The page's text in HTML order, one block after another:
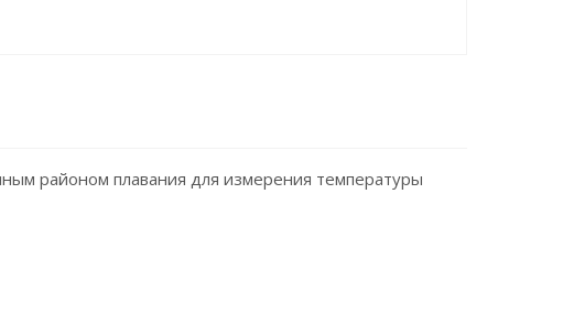
районом плавания для измерения температуры